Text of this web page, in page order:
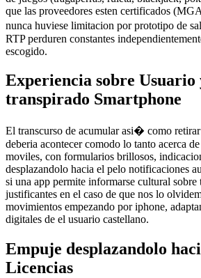
que las proveedores esten certificados
nunca huviese limitacion por prototipo de
RTP perduren constantes
escogido.
Experiencia sobre Usuario
transpirado Smartphone
El transcurso de acumular asi� como retirar
deberia acontecer comodo lo tanto acerca
moviles, con formularios brillosos,
desplazandolo hacia el pelo notificaciones
si una app permite informarse cultural sobre
justificantes en el caso de que nos lo
movimientos empezando por iphone,
digitales de el usuario castellano.
Empuje desplazandolo
Licencias